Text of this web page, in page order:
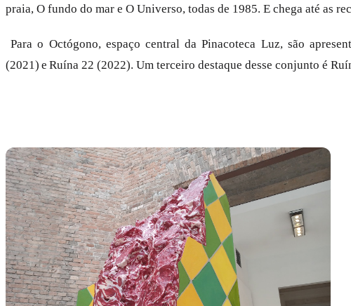
praia, O fundo do mar e O Universo, todas de 1985. E chega até as
Para o Octógono, espaço central da Pinacoteca Luz, são
(2021) e Ruína 22 (2022). Um terceiro destaque desse conjunto é